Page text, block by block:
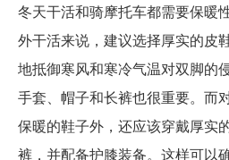
冬天干活和骑摩托车都需要保暖
外干活来说，建议选择厚实的皮
地抵御寒风和寒冷气温对双脚的
手套、帽子和长裤也很重要。而
保暖的鞋子外，还应该穿戴厚实
裤，并配备护膝装备。这样可以